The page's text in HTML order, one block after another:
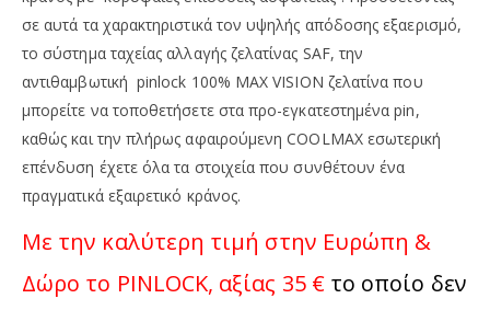
σε αυτά τα χαρακτηριστικά τον υψηλής απόδοσης εξαερισμό,
το σύστημα ταχείας αλλαγής ζελατίνας SAF, την
αντιθαμβωτική pinlock 100% MAX VISION ζελατίνα που
μπορείτε να τοποθετήσετε στα προ-εγκατεστημένα pin,
καθώς και την πλήρως αφαιρούμενη COOLMAX εσωτερική
επένδυση έχετε όλα τα στοιχεία που συνθέτουν ένα
πραγματικά εξαιρετικό κράνος.
Με την καλύτερη τιμή στην Ευρώπη &
Δώρο το PINLOCK, αξίας 35 € το οποίο δεν